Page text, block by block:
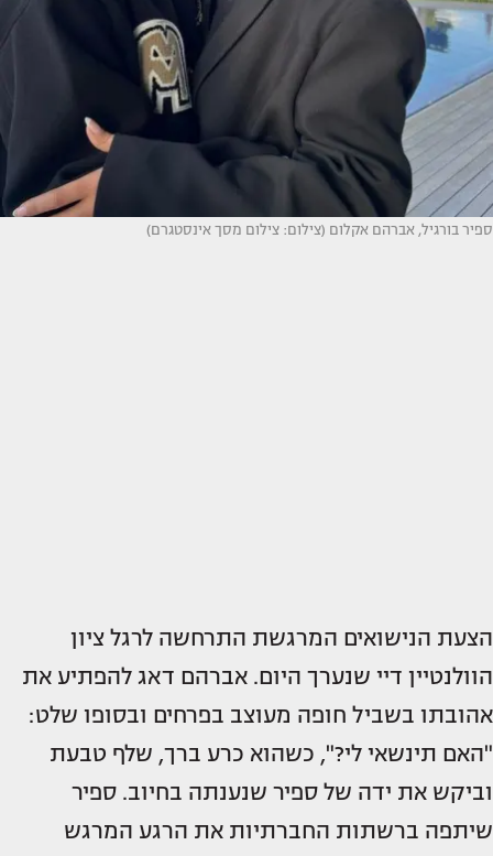
ספיר בורגיל, אברהם אקלום (צילום: צילום מסך אינסטגרם)
הצעת הנישואים המרגשת התרחשה לרגל ציון
הוולנטיין דיי שנערך היום. אברהם דאג להפתיע את
אהובתו בשביל חופה מעוצב בפרחים ובסופו שלט:
"האם תינשאי לי?", כשהוא כרע ברך, שלף טבעת
וביקש את ידה של ספיר שנענתה בחיוב. ספיר
שיתפה ברשתות החברתיות את הרגע המרגש